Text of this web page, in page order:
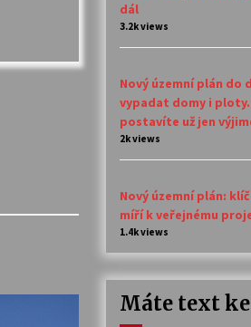
dál
3.2k views
Nový územní plán
vypadat domy i
postavíte už jen
2k views
Nový územní plán:
míří k veřejnému
1.4k views
Máte text